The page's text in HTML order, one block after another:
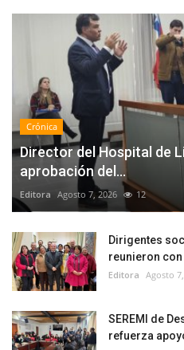
Crónica
Director del Hospital de
aprobación del...
Editora Agosto 7, 2026 12
Dirigentes
reunieron
Editora Agosto
SEREMI de
refuerza